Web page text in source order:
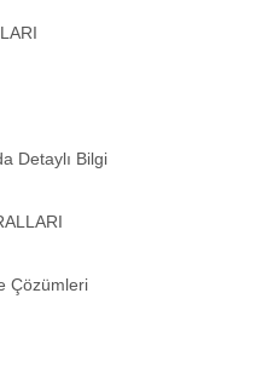
Detaylı Bilgi
Çözümleri